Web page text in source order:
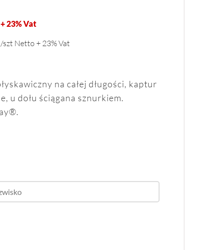
23% Vat
Netto + 23% Vat
na całej długości, kaptur
u dołu ściągana sznurkiem.